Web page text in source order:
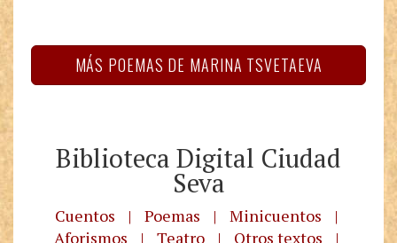
MÁS POEMAS DE MARINA TSVETAEVA
Biblioteca Digital Ciudad
Seva
Cuentos | Poemas | Minicuentos
|
Aforismos
| Teatro | Otros textos
|